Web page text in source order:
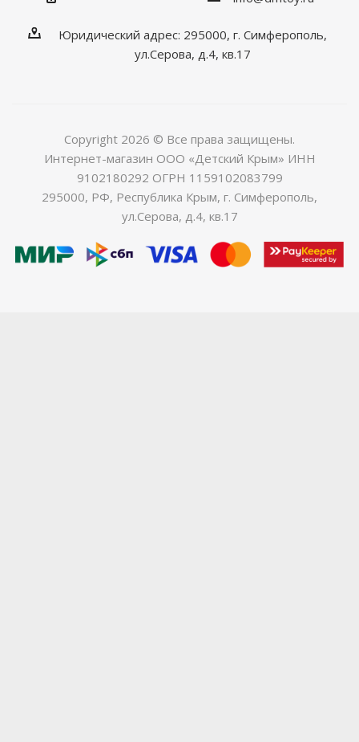
Юридический адрес: 295000, г. Симферополь,
ул.Серова, д.4, кв.17
Copyright 2026 © Все права защищены.
Интернет-магазин ООО «Детский Крым» ИНН
9102180292 ОГРН 1159102083799
295000, РФ, Республика Крым, г. Симферополь,
ул.Серова, д.4, кв.17